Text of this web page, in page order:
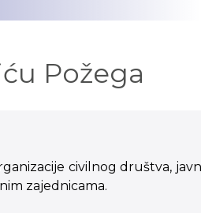
Požega
civilnog društva,
zajednicama.